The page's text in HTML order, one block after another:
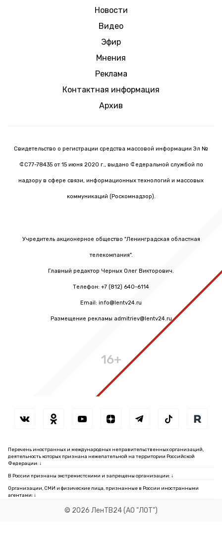
Новости
Видео
Эфир
Мнения
Реклама
Контактная информация
Архив
Свидетельство о регистрации средства массовой информации Эл №
ФС77-78435 от 15 июня 2020 г., выдано Федеральной службой по
надзору в сфере связи, информационных технологий и массовых
коммуникаций (Роскомнадзор).
Учредитель акционерное общество "Ленинградская областная
телекомпания".
Главный редактор Черных Олег Викторович.
Телефон: +7 (812) 640-6114
Email: info@lentv24.ru
Размещение рекламы admitriev@lentv24.ru
16+
Перечень иностранных и международных неправительственных организаций,
деятельность которых признана нежелательной на территории Российской
Федерации: ↓
В России признаны экстремистскими и запрещены организации: ↓
Организации, СМИ и физические лица, признанные в России иностранными
агентами: ↓
© 2026 ЛенТВ24 (АО "ЛОТ")